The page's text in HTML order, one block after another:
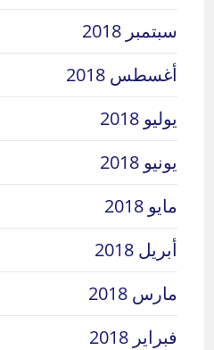
سبتمبر 2018
أغسطس 2018
يوليو 2018
يونيو 2018
مايو 2018
أبريل 2018
مارس 2018
فبراير 2018